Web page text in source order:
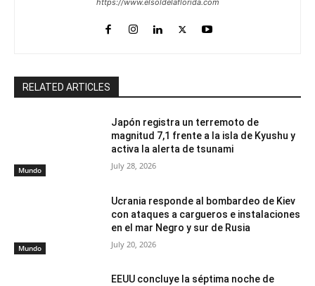
https://www.elsoldelaflorida.com
RELATED ARTICLES
Mundo
Japón registra un terremoto de
magnitud 7,1 frente a la isla de Kyushu y
activa la alerta de tsunami
July 28, 2026
Mundo
Ucrania responde al bombardeo de Kiev
con ataques a cargueros e instalaciones
en el mar Negro y sur de Rusia
July 20, 2026
EEUU concluye la séptima noche de